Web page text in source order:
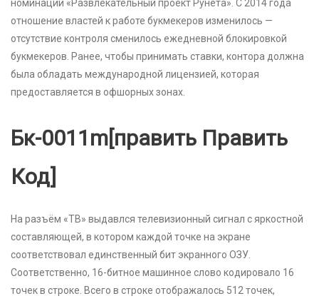
номинации «Развлекательный проект Рунета». С 2014 года
отношение властей к работе букмекеров изменилось —
отсутствие контроля сменилось ежедневной блокировкой
букмекеров. Ранее, чтобы принимать ставки, контора должна
была обладать международной лицензией, которая
предоставляется в офшорных зонах.
Бк-0011m[править Править
Код]
На разъём «ТВ» выдавлся телевизионный сигнал с яркостной
составляющей, в котором каждой точке на экране
соответствовал единственный бит экранного ОЗУ.
Соответственно, 16-битное машинное слово кодировало 16
точек в строке. Всего в строке отображалось 512 точек,